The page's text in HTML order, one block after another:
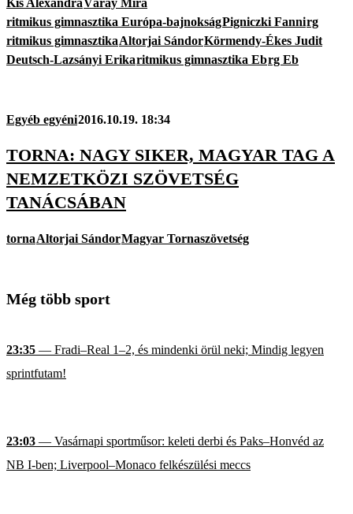
Kis AlexandraVáray Míra
ritmikus gimnasztika Európa-bajnokságPigniczki Fannirg
ritmikus gimnasztikaAltorjai SándorKörmendy-Ékes Judit
Deutsch-Lazsányi Erikaritmikus gimnasztika Ebrg Eb
Egyéb egyéni2016.10.19. 18:34
TORNA: NAGY SIKER, MAGYAR TAG A
NEMZETKÖZI SZÖVETSÉG
TANÁCSÁBAN
tornaAltorjai SándorMagyar Tornaszövetség
Még több sport
23:35 — Fradi–Real 1–2, és mindenki örül neki; Mindig legyen
sprintfutam!
23:03 — Vasárnapi sportműsor: keleti derbi és Paks–Honvéd az
NB I-ben; Liverpool–Monaco felkészülési meccs